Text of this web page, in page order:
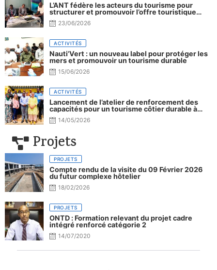
L’ANT fédère les acteurs du tourisme pour
structurer et promouvoir l’offre touristique
nationale
23/06/2026
ACTIVITÉS
Nauti’Vert : un nouveau label pour protéger les
mers et promouvoir un tourisme durable
15/06/2026
ACTIVITÉS
Lancement de l’atelier de renforcement des
capacités pour un tourisme côtier durable à
Djibouti.
14/05/2026
Projets
PROJETS
Compte rendu de la visite du 09 Février 2026
du futur complexe hôtelier
18/02/2026
PROJETS
ONTD : Formation relevant du projet cadre
intégré renforcé catégorie 2
14/07/2020